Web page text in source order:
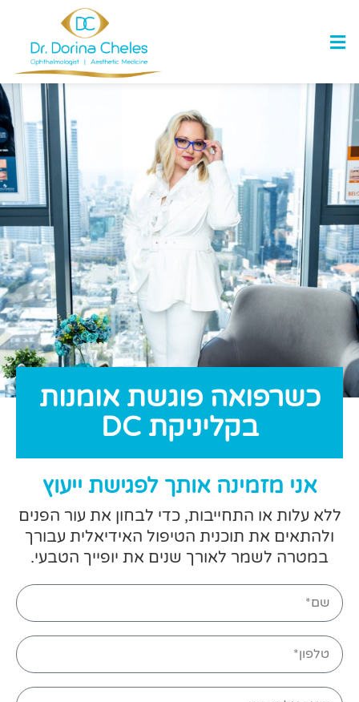
כשרפואה פוגשת אומנות
בקליניקת DC
אני מזמינה אותך לפגישת ייעוץ
ללא עלות או התחייבות, כדי לבחון את עור הפנים
ולהתאים את תוכנית הטיפול האידיאלית עבורך
במטרה לשמר לאורך שנים את יופייך הטבעי.